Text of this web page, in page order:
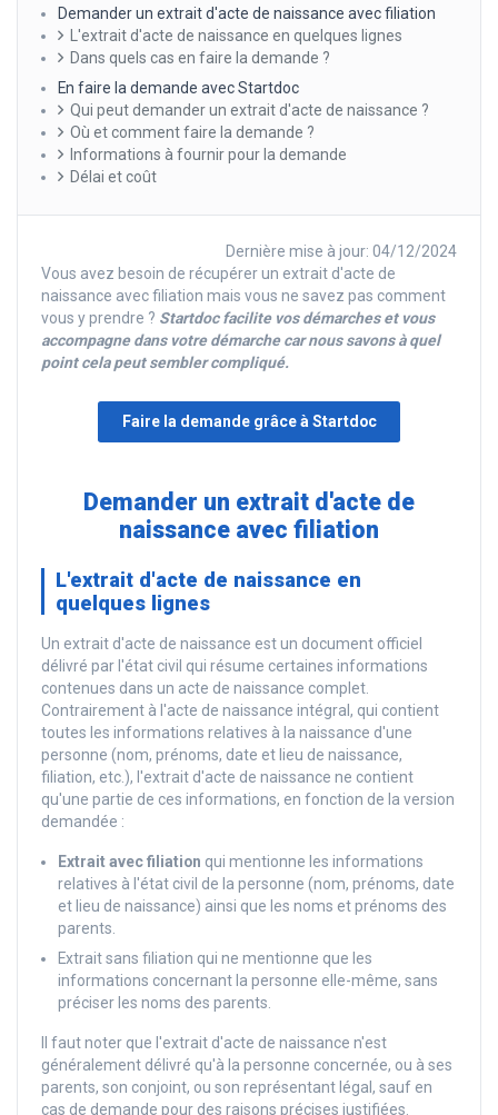
Demander un extrait d'acte de naissance avec filiation
L'extrait d'acte de naissance en quelques lignes
Dans quels cas en faire la demande ?
En faire la demande avec Startdoc
Qui peut demander un extrait d'acte de naissance ?
Où et comment faire la demande ?
Informations à fournir pour la demande
Délai et coût
Dernière mise à jour: 04/12/2024
Vous avez besoin de récupérer un extrait d'acte de
naissance avec filiation mais vous ne savez pas comment
vous y prendre ? Startdoc facilite vos démarches et vous
accompagne dans votre démarche car nous savons à quel
point cela peut sembler compliqué.
Faire la demande grâce à Startdoc
Demander un extrait d'acte de
naissance avec filiation
L'extrait d'acte de naissance en
quelques lignes
Un extrait d'acte de naissance est un document officiel
délivré par l'état civil qui résume certaines informations
contenues dans un acte de naissance complet.
Contrairement à l'acte de naissance intégral, qui contient
toutes les informations relatives à la naissance d'une
personne (nom, prénoms, date et lieu de naissance,
filiation, etc.), l'extrait d'acte de naissance ne contient
qu'une partie de ces informations, en fonction de la version
demandée :
Extrait avec filiation qui mentionne les informations
relatives à l'état civil de la personne (nom, prénoms, date
et lieu de naissance) ainsi que les noms et prénoms des
parents.
Extrait sans filiation qui ne mentionne que les
informations concernant la personne elle-même, sans
préciser les noms des parents.
Il faut noter que l'extrait d'acte de naissance n'est
généralement délivré qu'à la personne concernée, ou à ses
parents, son conjoint, ou son représentant légal, sauf en
cas de demande pour des raisons précises justifiées.